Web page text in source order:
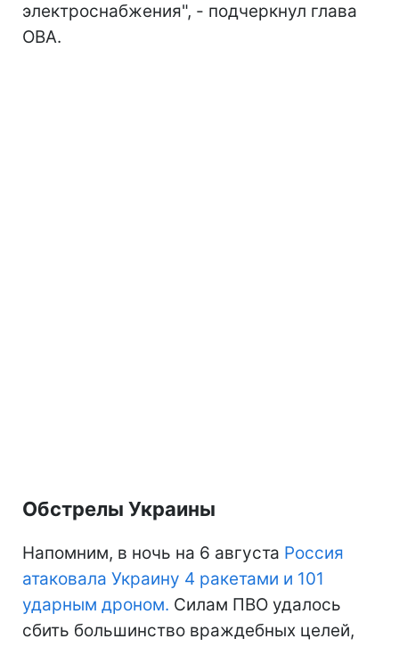
электроснабжения", - подчеркнул глава
ОВА.
Обстрелы Украины
Напомним, в ночь на 6 августа Россия
атаковала Украину 4 ракетами и 101
ударным дроном. Силам ПВО удалось
сбить большинство враждебных целей,